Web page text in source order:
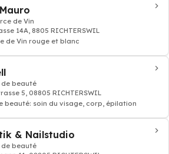
de Vin
14A, 8805 RICHTERSWIL
de Vin rouge et blanc
beauté
5, 08805 RICHTERSWIL
beauté: soin du visage, corp, épilation
& Nailstudio
beauté